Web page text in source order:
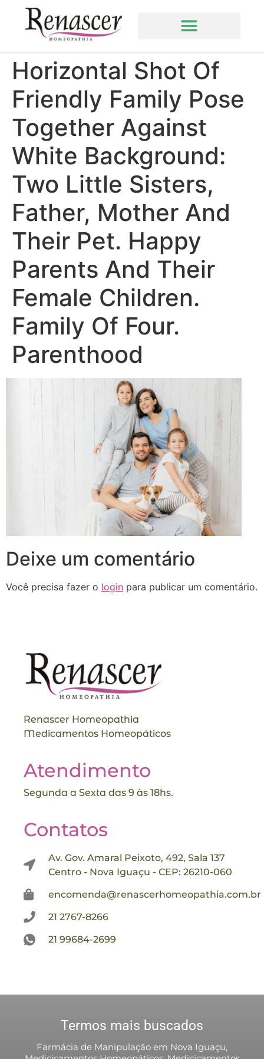
Horizontal Shot Of
Friendly Family Pose
Together Against
White Background:
Two Little Sisters,
Father, Mother And
Their Pet. Happy
Parents And Their
Female Children.
Family Of Four.
Parenthood
Deixe um comentário
Você precisa fazer o login para publicar um comentário.
Renascer Homeopathia
Medicamentos Homeopáticos
Atendimento
Segunda a Sexta das 9 às 18hs.
Contatos
Av. Gov. Amaral Peixoto, 492, Sala 137
Centro - Nova Iguaçu - CEP: 26210-060
encomenda@renascerhomeopathia.com.br
21 2767-8266
21 99684-2699
Termos mais buscados
Farmácia de Manipulação em Nova Iguaçu,